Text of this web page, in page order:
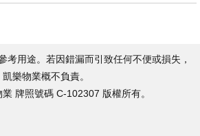
考用途。若因錯漏而引致任何不便或損失，
凱樂物業概不負責。
牌照號碼 C-102307 版權所有。